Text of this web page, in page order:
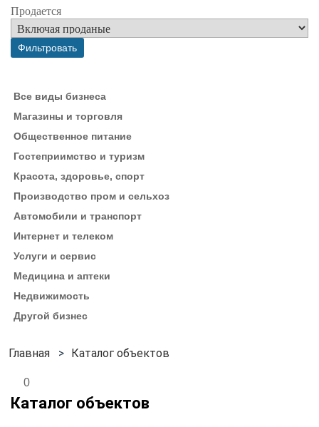
Продается
Все виды бизнеса
Магазины и торговля
Общественное питание
Гостеприимство и туризм
Красота, здоровье, спорт
Производство пром и сельхоз
Автомобили и транспорт
Интернет и телеком
Услуги и сервис
Медицина и аптеки
Недвижимость
Другой бизнес
Каталог объектов
0
Каталог объектов